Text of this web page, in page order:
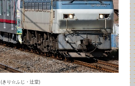
(きり☆ふじ・辻堂)